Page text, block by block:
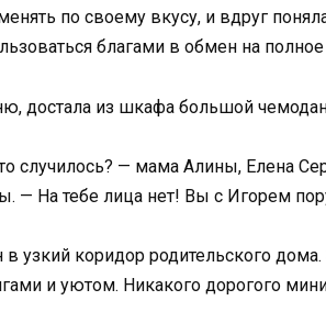
по своему вкусу, и вдруг
благами в обмен на
достала из шкафа большой
случилось? — мама Алины, Елена
— На тебе лица нет! Вы с Игорем
в узкий коридор родительского
и уютом. Никакого дорогого